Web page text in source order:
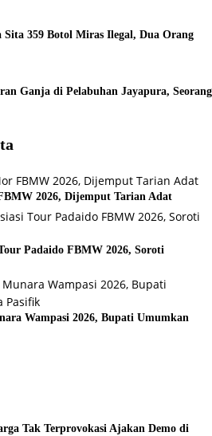
Sita 359 Botol Miras Ilegal, Dua Orang
Ganja di Pelabuhan Jayapura, Seorang
2026, Dijemput Tarian Adat
Padaido FBMW 2026, Soroti
Wampasi 2026, Bupati Umumkan
Tak Terprovokasi Ajakan Demo di